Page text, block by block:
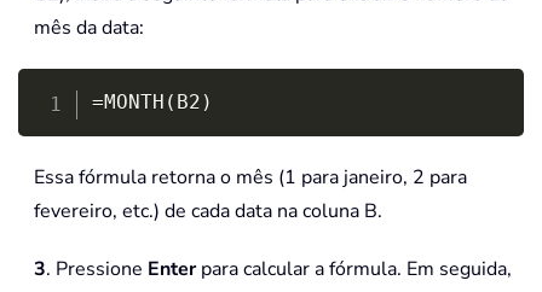
mês da data:
=MONTH(B2)
Essa fórmula retorna o mês (1 para janeiro, 2 para
fevereiro, etc.) de cada data na coluna B.
3. Pressione Enterpara calcular a fórmula. Em seguida,